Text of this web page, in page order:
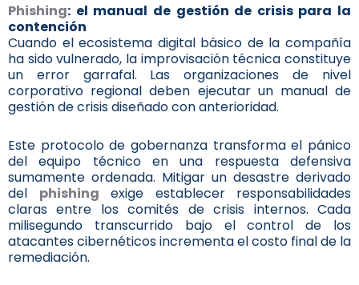
Phishing: el manual de gestión de crisis para la
contención
Cuando el ecosistema digital básico de la compañía
ha sido vulnerado, la improvisación técnica constituye
un error garrafal. Las organizaciones de nivel
corporativo regional deben ejecutar un manual de
gestión de crisis diseñado con anterioridad.
Este protocolo de gobernanza transforma el pánico
del equipo técnico en una respuesta defensiva
sumamente ordenada. Mitigar un desastre derivado
del phishing exige establecer responsabilidades
claras entre los comités de crisis internos. Cada
milisegundo transcurrido bajo el control de los
atacantes cibernéticos incrementa el costo final de la
remediación.